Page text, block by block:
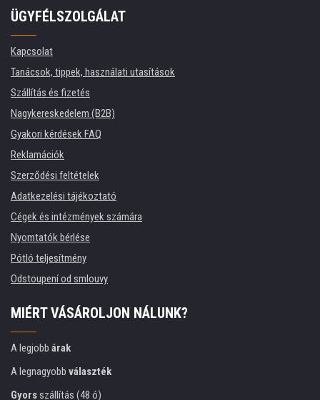
ÜGYFÉLSZOLGÁLAT
Kapcsolat
Tanácsok, tippek, használati utasítások
Szállítás és fizetés
Nagykereskedelem (B2B)
Gyakori kérdések FAQ
Reklamációk
Szerződési feltételek
Adatkezelési tájékoztató
Cégek és intézmények számára
Nyomtatók bérlése
Pótló teljesítmény
Odstoupení od smlouvy
MIÉRT VÁSÁROLJON NÁLUNK?
A legjobb árak
A legnagyobb választék
Gyorsszállítás (48 ó)